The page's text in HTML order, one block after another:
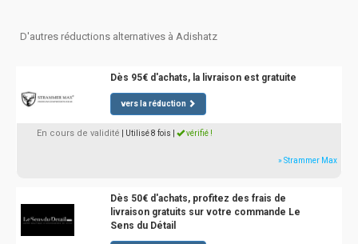
D'autres réductions alternatives à Adishatz
Dès 95€ d'achats, la livraison est gratuite
vers la réduction
En cours de validité | Utilisé 8 fois vérifié !
» Strammer Max
Dès 50€ d'achats, profitez des frais de
livraison gratuits sur votre commande Le
Sens du Détail